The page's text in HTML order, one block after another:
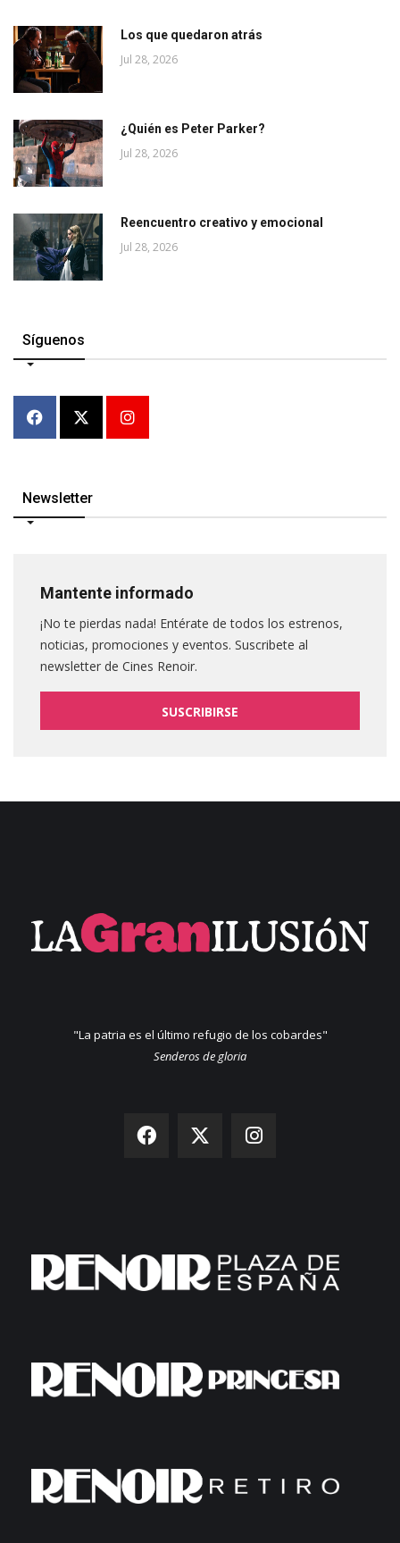
Los que quedaron atrás
Jul 28, 2026
¿Quién es Peter Parker?
Jul 28, 2026
Reencuentro creativo y emocional
Jul 28, 2026
Síguenos
Newsletter
Mantente informado
¡No te pierdas nada! Entérate de todos los estrenos,
noticias, promociones y eventos. Suscribete al
newsletter de Cines Renoir.
SUSCRIBIRSE
"La patria es el último refugio de los cobardes"
Senderos de gloria